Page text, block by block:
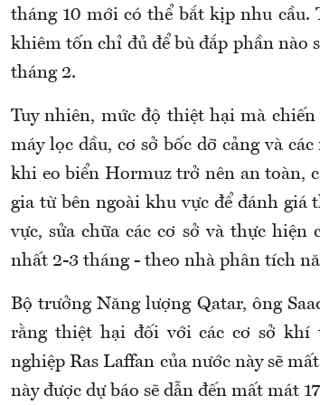
tháng 10 mới có thể bắt kịp nhu
khiêm tốn chỉ đủ để bù đắp phần nào
tháng 2.
Tuy nhiên, mức độ thiệt hại mà
máy lọc dầu, cơ sở bốc dỡ cảng và
khi eo biển Hormuz trở nên an toàn,
gia từ bên ngoài khu vực để đánh
vực, sửa chữa các cơ sở và thực
nhất 2-3 tháng - theo nhà phân tích
Bộ trưởng Năng lượng Qatar, ông
rằng thiệt hại đối với các cơ sở
nghiệp Ras Laffan của nước này sẽ
này được dự báo sẽ dẫn đến mất mát